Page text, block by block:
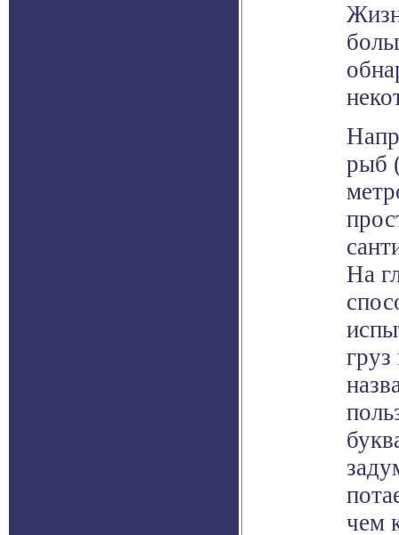
рыб
На
чем